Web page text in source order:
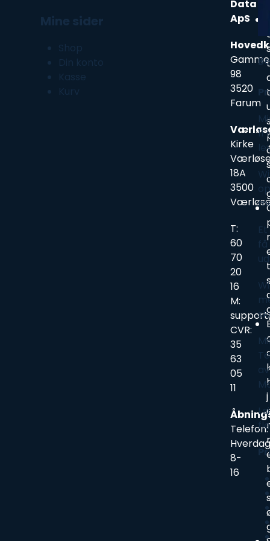
få
I
Mine sider
Shop
Din konto
Kasse
Kurv
Data
ApS
98
3520
Farum
Kirke
18A
3500
T:
60
70
20
16
M:
CVR:
35
63
05
11
Telefon:
8-
16
r
t
j